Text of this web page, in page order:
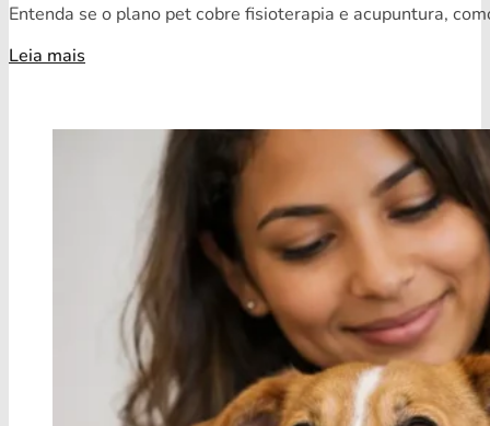
Entenda se o plano pet cobre fisioterapia e acupuntura,
Leia mais